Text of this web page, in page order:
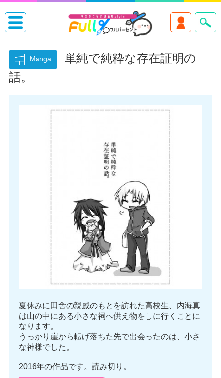
Manga
単純で純粋な存在証明の
話。
夏休みに田舎の親戚のもとを訪れた高校生、内海真
は山の中にある小さな祠へ供え物をしに行くことに
なります。
うっかり崖から転げ落ちた先で出会ったのは、小さ
な神様でした。
2016年の作品です。読み切り。